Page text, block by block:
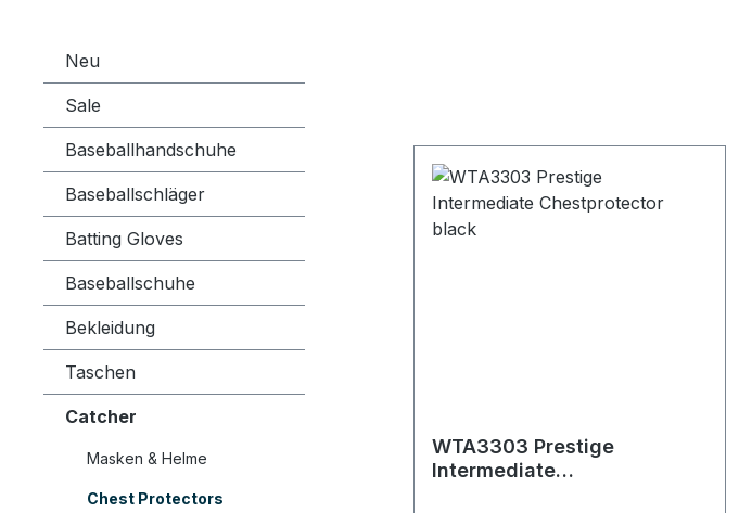
Neu
Sale
Baseballhandschuhe
Baseballschläger
Batting Gloves
Baseballschuhe
Bekleidung
Taschen
Catcher
Masken & Helme
Chest Protectors
WTA3303 Prestige
Intermediate